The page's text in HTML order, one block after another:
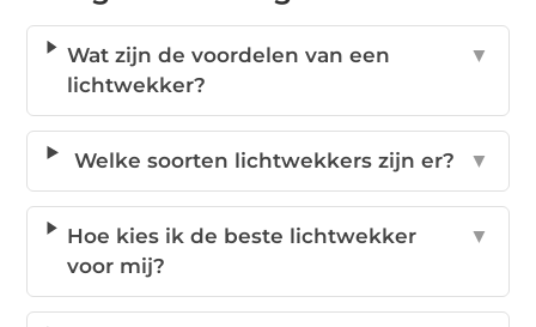
Wat zijn de voordelen van een
lichtwekker?
▼
Welke soorten lichtwekkers zijn er? ▼
Hoe kies ik de beste lichtwekker
voor mij?
▼